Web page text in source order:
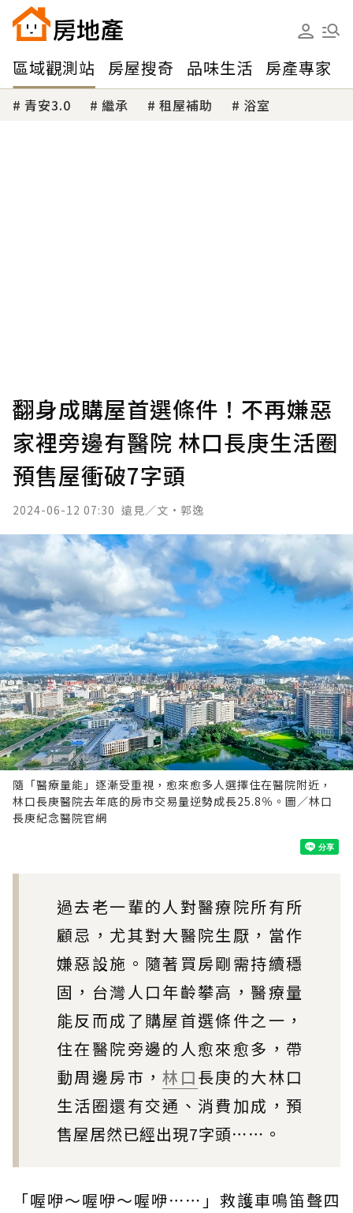
區域觀測站 房屋搜奇 品味生活 房產專家
青安3.0 繼承 租屋補助 浴室
翻身成購屋首選條件！不再嫌惡
家裡旁邊有醫院 林口長庚生活圈
預售屋衝破7字頭
2024-06-12 07:30 遠見／文·郭逸
隨「醫療量能」逐漸受重視，愈來愈多人選擇住在醫院附近，
林口長庚醫院去年底的房市交易量逆勢成長25.8％。圖／林口
長庚紀念醫院官網
過去老一輩的人對醫療院所有所
顧忌，尤其對大醫院生厭，當作
嫌惡設施。隨著買房剛需持續穩
固，台灣人口年齡攀高，醫療量
能反而成了購屋首選條件之一，
住在醫院旁邊的人愈來愈多，帶
動周邊房市，林口長庚的大林口
生活圈還有交通、消費加成，預
售屋居然已經出現7字頭⋯⋯。
「喔咿～喔咿～喔咿⋯⋯」救護車鳴笛聲四